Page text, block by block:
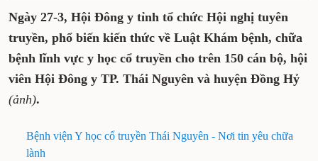
Ngày 27-3, Hội Đông y tỉnh tổ chức Hội nghị tuyên
truyền, phổ biến kiến thức về Luật Khám bệnh, chữa
bệnh lĩnh vực y học cổ truyền cho trên 150 cán bộ, hội
viên Hội Đông y TP. Thái Nguyên và huyện Đồng Hỷ
(ảnh).
Bệnh viện Y học cổ truyền Thái Nguyên - Nơi tin yêu chữa
lành